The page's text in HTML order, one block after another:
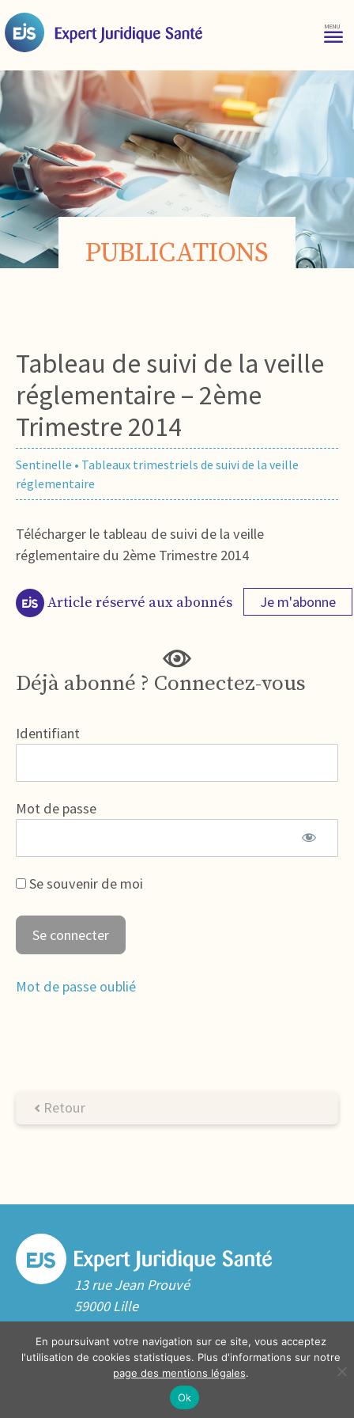
PUBLICATIONS
Tableau de suivi de la veille
réglementaire – 2ème
Trimestre 2014
Sentinelle • Tableaux trimestriels de suivi de la veille
réglementaire
Télécharger le tableau de suivi de la veille
réglementaire du 2ème Trimestre 2014
Article réservé aux abonnés Je m'abonne
Déjà abonné ? Connectez-vous
Identifiant
Mot de passe
Se souvenir de moi
Mot de passe oublié
Retour
13 rue Jean Prouvé
59000 Lille
Tél. 03 20 06 70 10
Contact
En poursuivant votre navigation sur ce site, vous acceptez
l'utilisation de cookies statistiques. Plus d'informations sur notre
page des mentions légales.
Ok